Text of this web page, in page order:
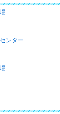
ンター